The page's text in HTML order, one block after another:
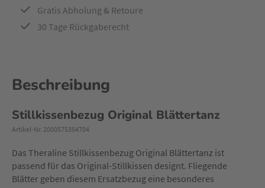
Gratis Abholung & Retoure
30 Tage Rückgaberecht
Beschreibung
Stillkissenbezug Original Blättertanz
Artikel-Nr. 2000575354704
Das Theraline Stillkissenbezug Original Blättertanz ist
passend für das Original-Stillkissen designt. Fliegende
Blätter geben diesem Ersatzbezug eine besonderes